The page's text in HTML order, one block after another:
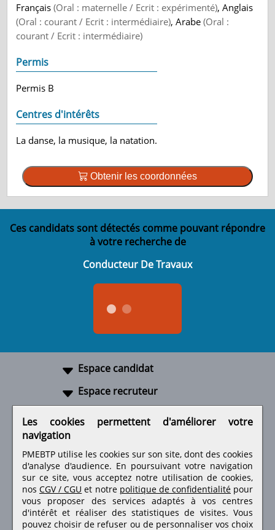
Français(Oral : maternelle / Ecrit : expérimenté), Anglais
(Oral : courant / Ecrit : intermédiaire), Arabe(Oral :
courant / Ecrit : intermédiaire)
Permis
Permis B
Centres d'intérêts
La danse, la musique, la natation.
Obtenir les coordonnées
Ces candidats sont détectés comme pouvant répondre
à votre recherche de
Conducteur De Travaux
Espace candidat
Espace recruteur
Retrouvez-nous sur les réseaux sociaux
Les cookies permettent d'améliorer votre
navigation
PMEBTP utilise les cookies sur son site, dont des cookies
d'analyse d'audience. En poursuivant votre navigation
sur ce site, vous acceptez notre utilisation de cookies,
nos CGV / CGU et notre politique de confidentialité pour
vous proposer des services adaptés à vos centres
d'intérêt et réaliser des statistiques de visites.Vous
pouvez choisir de refuser ou de personnaliser vos choix